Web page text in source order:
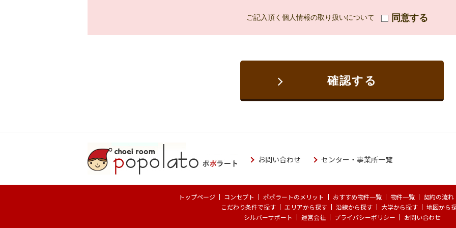
ご記入頂く個人情報の取り扱いについて 同意する
確認する
お問い合わせ センター・事業所一覧
トップページ コンセプト ポポラートのメリット おすすめ物件一覧 物件一覧 契約の流れ
こだわり条件で探す
エリアから探す 沿線から探す 大学から探す
地図から
シルバーサポート
運営会社 プライバシーポリシー お問い合わせ